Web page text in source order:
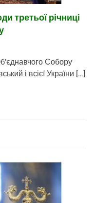
третьої річниці
Собору
і всієї України […]